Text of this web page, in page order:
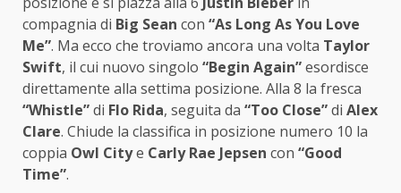
compagnia di Big Sean con “As Long As You Love
Me”. Ma ecco che troviamo ancora una volta Taylor
Swift, il cui nuovo singolo “Begin Again”esordisce
direttamente alla settima posizione. Alla 8 la fresca
“Whistle”di Flo Rida, seguita da “Too Close”di Alex
Clare. Chiude la classifica in posizione numero 10 la
coppia Owl Citye Carly Rae Jepsen con “Good
Time”.